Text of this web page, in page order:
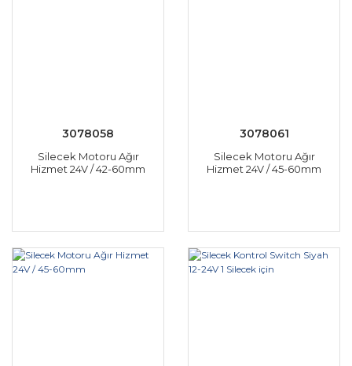
3078058
Silecek Motoru Ağır
Hizmet 24V / 42-60mm
3078061
Silecek Motoru Ağır
Hizmet 24V / 45-60mm